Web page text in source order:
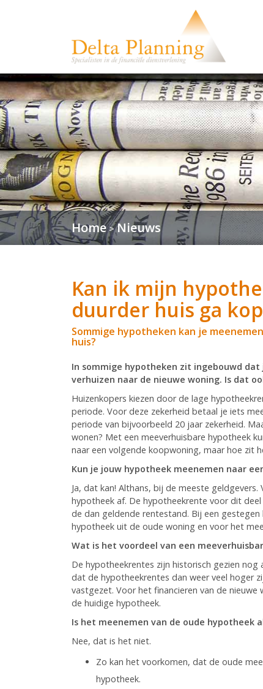
Home > Nieuws
Kan ik mijn
duurder huis ga
Sommige hypotheken kan je
huis?
In sommige hypotheken zit ingebouwd
verhuizen naar de nieuwe woning. Is dat
Huizenkopers kiezen door de lage
periode. Voor deze zekerheid betaal je iets
periode van bijvoorbeeld 20 jaar zekerheid.
wonen? Met een meeverhuisbare hypotheek
naar een volgende koopwoning, maar hoe zit
Kun je jouw hypotheek meenemen naar
Ja, dat kan! Althans, bij de meeste
hypotheek af. De hypotheekrente voor dit
de dan geldende rentestand. Bij een
hypotheek uit de oude woning en voor het
Wat is het voordeel van een
De hypotheekrentes zijn historisch gezien
dat de hypotheekrentes dan weer veel hoger
vastgezet. Voor het financieren van de
de huidige hypotheek.
Is het meenemen van de oude hypotheek
Nee, dat is het niet.
Zo kan het voorkomen, dat de oude
hypotheek.